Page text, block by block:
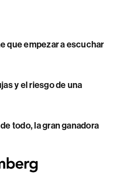
que empezar a escuchar
y el riesgo de una
todo, la gran ganadora